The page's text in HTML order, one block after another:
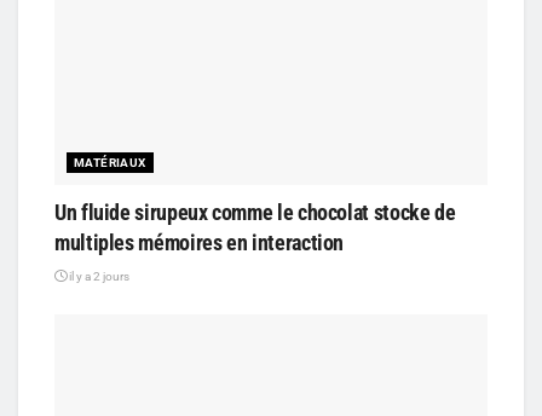
MATÉRIAUX
Un fluide sirupeux comme le chocolat stocke de
multiples mémoires en interaction
il y a 2 jours